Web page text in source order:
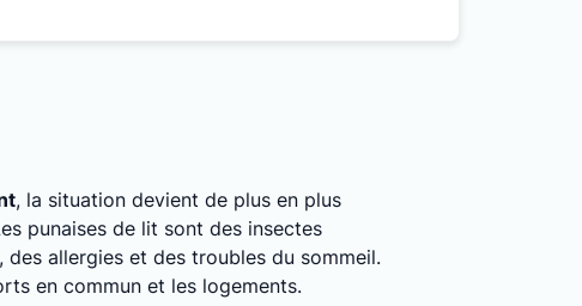
, la situation devient de plus en plus
punaises de lit sont des insectes
allergies et des troubles du sommeil.
en commun et les logements.